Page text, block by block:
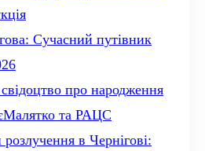
Сучасний путівник
про народження
та РАЦС
в Чернігові: